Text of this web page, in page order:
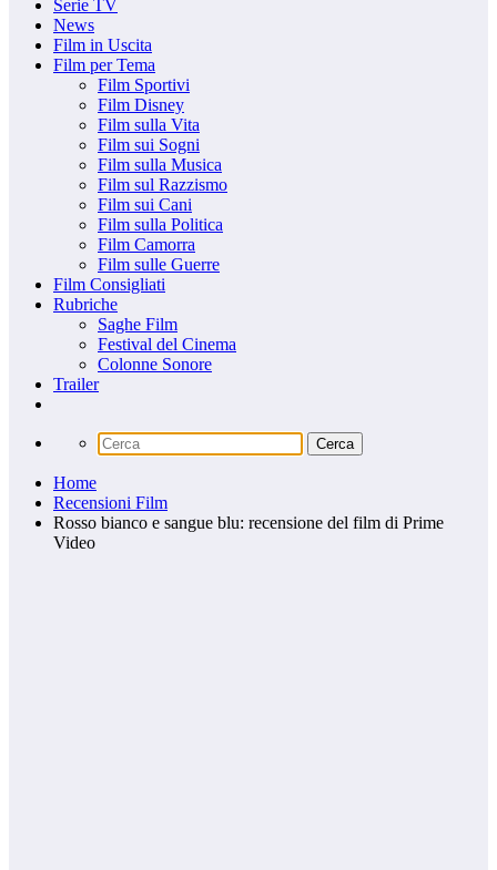
Serie TV
News
Film in Uscita
Film per Tema
Film Sportivi
Film Disney
Film sulla Vita
Film sui Sogni
Film sulla Musica
Film sul Razzismo
Film sui Cani
Film sulla Politica
Film Camorra
Film sulle Guerre
Film Consigliati
Rubriche
Saghe Film
Festival del Cinema
Colonne Sonore
Trailer
Home
Recensioni Film
Rosso bianco e sangue blu: recensione del film di Prime
Video